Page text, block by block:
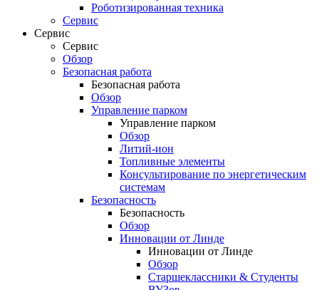
Роботизированная техника
Сервис
Сервис
Сервис
Обзор
Безопасная работа
Безопасная работа
Обзор
Управление парком
Управление парком
Обзор
Литий-ион
Топливные элементы
Консультирование по энергетическим
системам
Безопасность
Безопасность
Обзор
Инновации от Линде
Инновации от Линде
Обзор
Старшеклассники & Студенты